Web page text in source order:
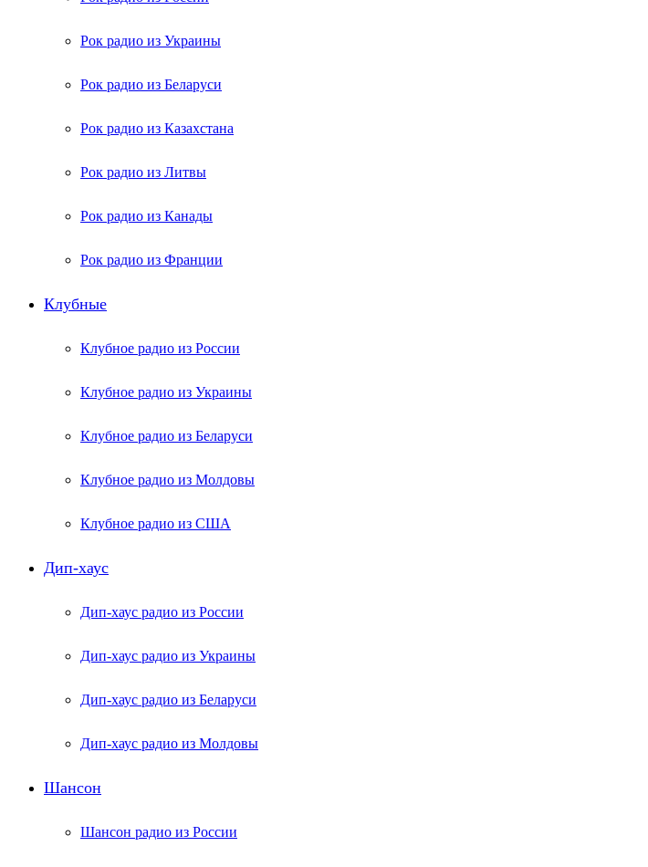
Рок радио из Украины
Рок радио из Беларуси
Рок радио из Казахстана
Рок радио из Литвы
Рок радио из Канады
Рок радио из Франции
Клубные
Клубное радио из России
Клубное радио из Украины
Клубное радио из Беларуси
Клубное радио из Молдовы
Клубное радио из США
Дип-хаус
Дип-хаус радио из России
Дип-хаус радио из Украины
Дип-хаус радио из Беларуси
Дип-хаус радио из Молдовы
Шансон
Шансон радио из России